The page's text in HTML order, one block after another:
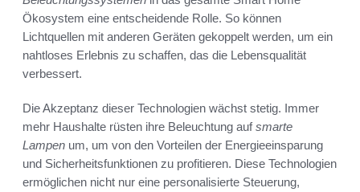
Ökosystem eine entscheidende Rolle. So können
Lichtquellen mit anderen Geräten gekoppelt werden, um ein
nahtloses Erlebnis zu schaffen, das die Lebensqualität
verbessert.
Die Akzeptanz dieser Technologien wächst stetig. Immer
mehr Haushalte rüsten ihre Beleuchtung aufsmarte
Lampen um, um von den Vorteilen der Energieeinsparung
und Sicherheitsfunktionen zu profitieren. Diese Technologien
ermöglichen nicht nur eine personalisierte Steuerung,